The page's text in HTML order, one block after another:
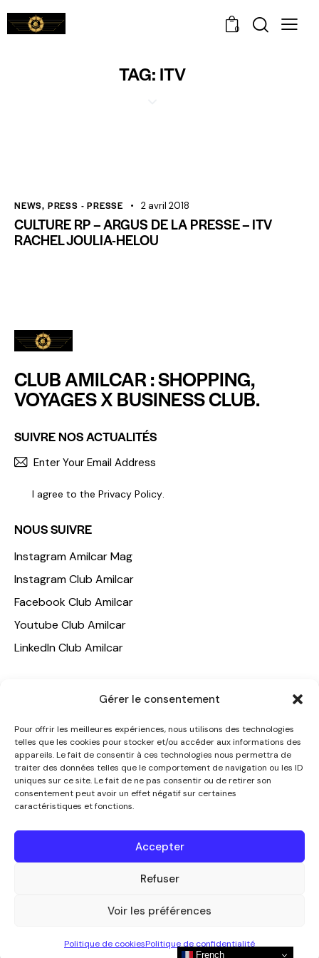
Gérer le consentement
Pour offrir les meilleures expériences, nous utilisons des technologies
telles que les cookies pour stocker et/ou accéder aux informations des
appareils. Le fait de consentir à ces technologies nous permettra de
traiter des données telles que le comportement de navigation ou les ID
uniques sur ce site. Le fait de ne pas consentir ou de retirer son
consentement peut avoir un effet négatif sur certaines
caractéristiques et fonctions.
Accepter
Refuser
Voir les préférences
Politique de cookiesPolitique de confidentialité
0
TAG: ITV
NEWS, PRESS - PRESSE 2 avril 2018
CULTURE RP – ARGUS DE LA PRESSE – ITV
RACHEL JOULIA-HELOU
CLUB AMILCAR : SHOPPING,
VOYAGES X BUSINESS CLUB.
SUIVRE NOS ACTUALITÉS
I agree to the Privacy Policy.
NOUS SUIVRE
Instagram Amilcar Mag
Instagram Club Amilcar
Facebook Club Amilcar
Youtube Club Amilcar
LinkedIn Club Amilcar
AMILCAR TRAVEL CLUB
CLUB AMILCAR, Club d'affaires international
AGENCE MEDIANE
CONTACT
NOUS CONTACTER
+33 7 49 60 92 02
2026. Tous droits réservés.
French